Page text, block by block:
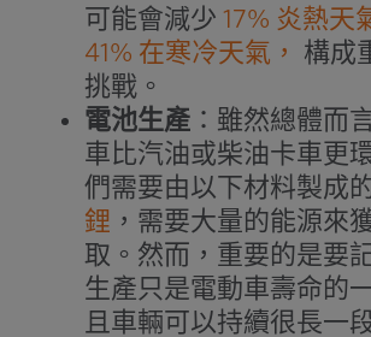
可能會減少 17% 炎熱天
41% 在寒冷天氣，
構成
挑戰。
電池生產：雖然總體而
車比汽油或柴油卡車更
們需要由以下材料製成
鋰 ，需要大量的能源來
取。然而，重要的是要
生產只是電動車壽命的
且車輛可以持續很長一